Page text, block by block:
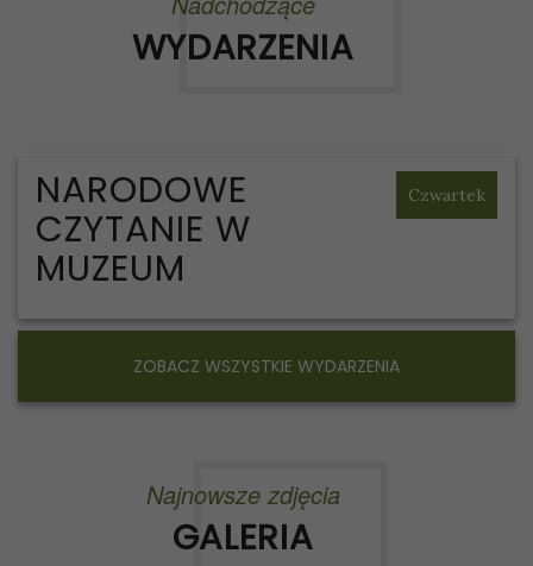
WYDARZENIA
Czwartek
NARODOWE
CZYTANIE W
MUZEUM
ZOBACZ WSZYSTKIE WYDARZENIA
Najnowsze zdjęcia
GALERIA